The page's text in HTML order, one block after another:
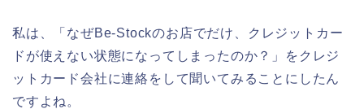
私は、「なぜBe-Stockのお店でだけ、クレジットカー
ドが使えない状態になってしまったのか？」をクレジ
ットカード会社に連絡をして聞いてみることにしたん
ですよね。